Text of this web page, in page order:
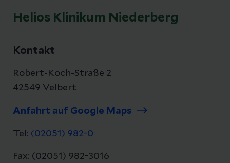
Helios Klinikum Niederberg
Kontakt
Robert-Koch-Straße 2
42549 Velbert
Anfahrt auf Google Maps
Tel: (02051) 982-0
Fax: (02051) 982-3016